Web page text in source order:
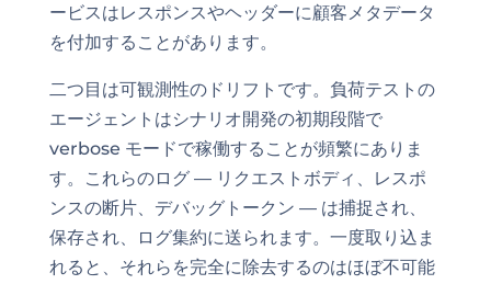
ービスはレスポンスやヘッダーに顧客メタデータ
を付加することがあります。
二つ目は可観測性のドリフトです。負荷テストの
エージェントはシナリオ開発の初期段階で
verbose モードで稼働することが頻繁にありま
す。これらのログ — リクエストボディ、レスポ
ンスの断片、デバッグトークン — は捕捉され、
保存され、ログ集約に送られます。一度取り込ま
れると、それらを完全に除去するのはほぼ不可能